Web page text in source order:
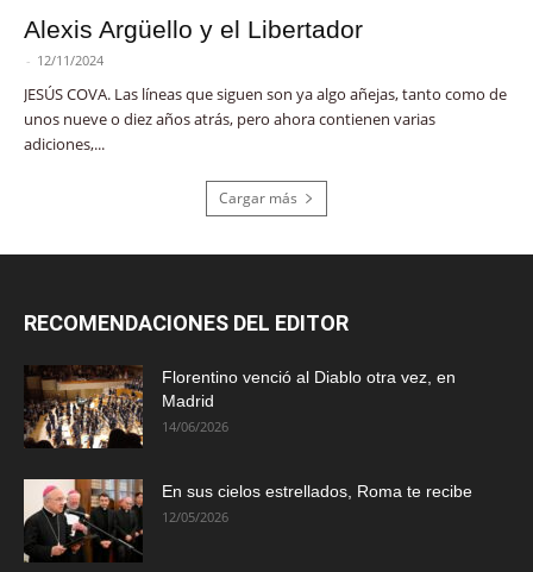
Alexis Argüello y el Libertador
- 12/11/2024
JESÚS COVA. Las líneas que siguen son ya algo añejas, tanto como de
unos nueve o diez años atrás, pero ahora contienen varias
adiciones,...
Cargar más
RECOMENDACIONES DEL EDITOR
Florentino venció al Diablo otra vez, en
Madrid
14/06/2026
En sus cielos estrellados, Roma te recibe
12/05/2026